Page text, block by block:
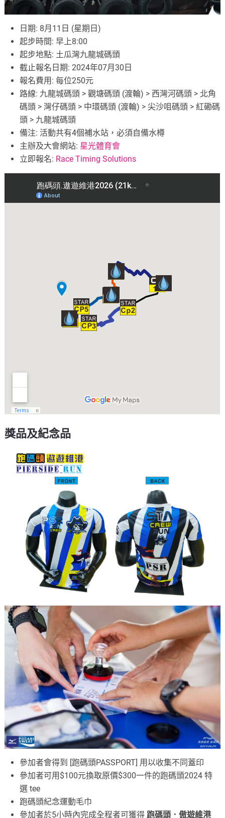
日期: 8月11日 (星期日)
起步時間: 早上8:00
起步地點: 土瓜灣九龍城碼頭
截止報名日期: 2024年07月30日
報名費用: 每位250元
路線: 九龍城碼頭 > 觀塘碼頭 (渡輪) > 西灣河碼頭 > 北角
碼頭 > 灣仔碼頭 > 中環碼頭 (渡輪) > 尖沙咀碼頭 > 紅磡碼
頭 > 九龍城碼頭
備注: 活動共有4個補水站，必須自備水樽
主辦及大會網站: 星光體育會
立即報名: Race Timing Solutions
獎品及紀念品
參加者會得到 [跑碼頭PASSPORT] 用以收集不同蓋印
參加者可用$100元換取原價$300一件的跑碼頭2024 特
選 tee
跑碼頭紀念運動毛巾
參加者於5小時內完成全程者可獲得跑碼頭．傲遊維港